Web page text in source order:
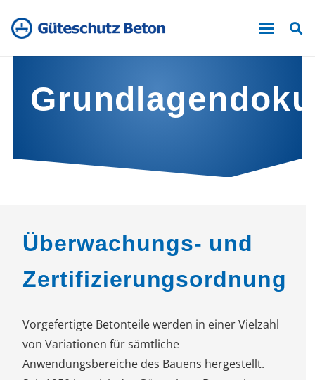
Überwachungs- und
Zertifizierungsordnung
Vorgefertigte Betonteile werden in einer Vielzahl
von Variationen für sämtliche
Anwendungsbereiche des Bauens hergestellt.